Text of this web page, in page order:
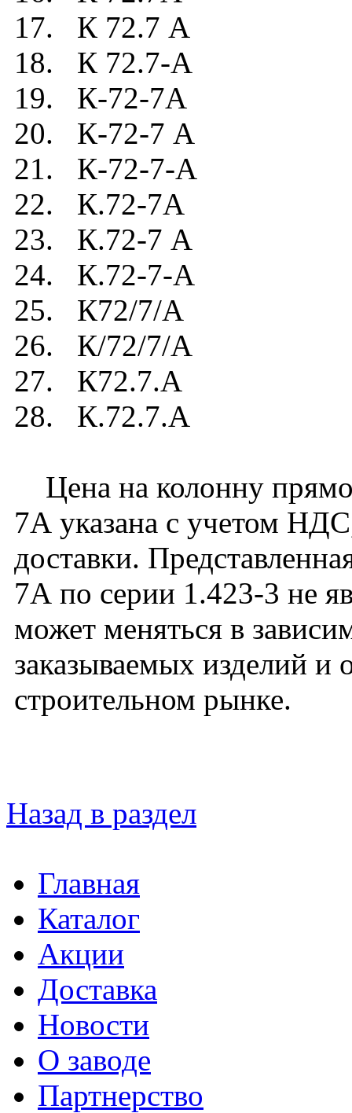
17. К 72.7 А
18. К 72.7-А
19. К-72-7А
20. К-72-7 А
21. К-72-7-А
22. К.72-7А
23. К.72-7 А
24. К.72-7-А
25. К72/7/А
26. К/72/7/А
27. К72.7.А
28. К.72.7.А
Цена на колонну
7А указана с учетом
доставки.
7А по серии 1.423-3 не
может меняться в
заказываемых изделий и
строительном рынке.
Назад в раздел
Главная
Каталог
Акции
Доставка
Новости
О заводе
Партнерство